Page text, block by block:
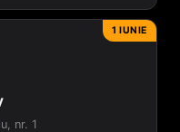
1 IUNIE
nr. 1